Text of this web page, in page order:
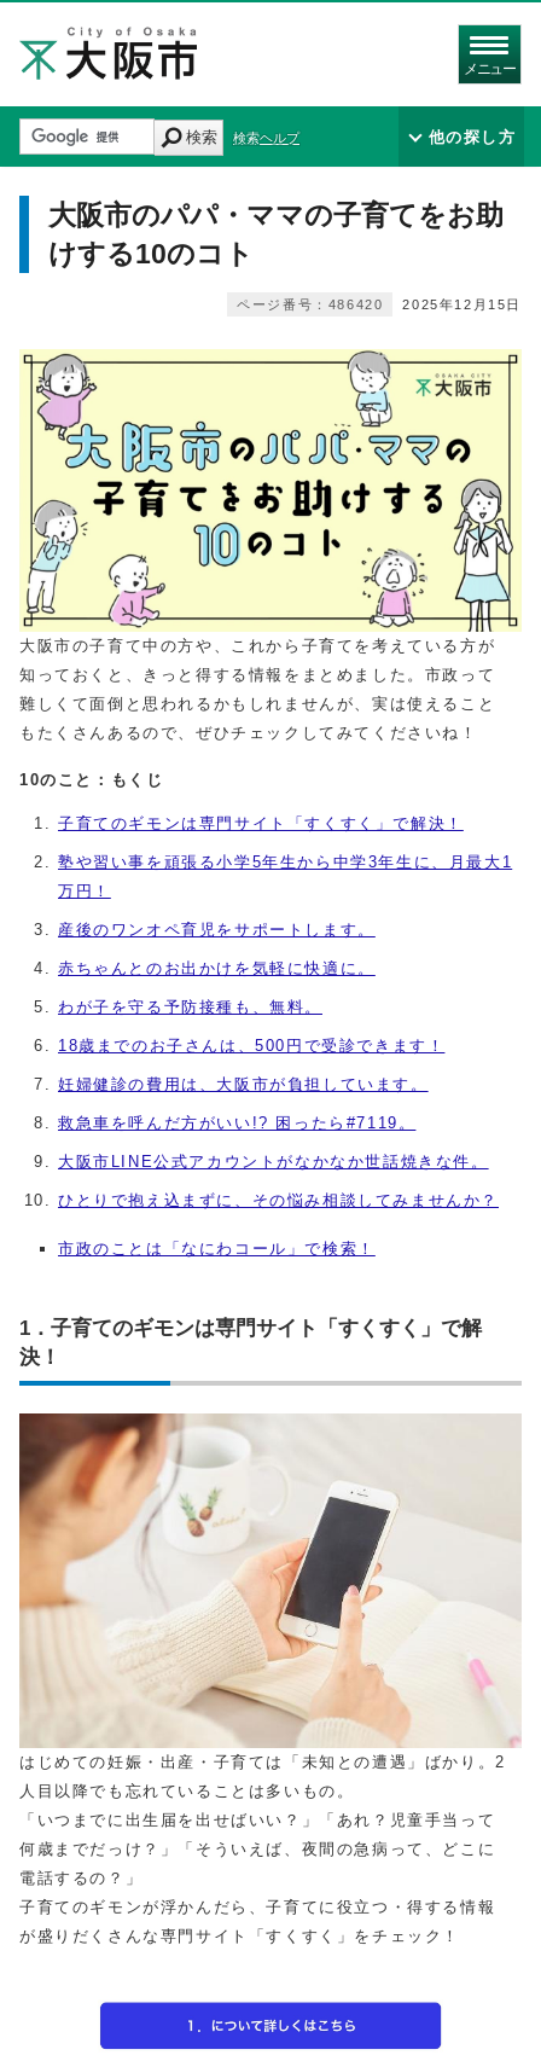
メニュー
検索 検索ヘルプ 他の探し方
大阪市のパパ・ママの子育てをお助
けする10のコト
2025年12月15日
ページ番号：486420
大阪市の子育て中の方や、これから子育てを考えている方が
知っておくと、きっと得する情報をまとめました。市政って
難しくて面倒と思われるかもしれませんが、実は使えること
もたくさんあるので、ぜひチェックしてみてくださいね！
10のこと：もくじ
子育てのギモンは専門サイト「すくすく」で解決！
塾や習い事を頑張る小学5年生から中学3年生に、月最大1
万円！
産後のワンオペ育児をサポートします。
赤ちゃんとのお出かけを気軽に快適に。
わが子を守る予防接種も、無料。
18歳までのお子さんは、500円で受診できます！
妊婦健診の費用は、大阪市が負担しています。
救急車を呼んだ方がいい!? 困ったら#7119。
大阪市LINE公式アカウントがなかなか世話焼きな件。
ひとりで抱え込まずに、その悩み相談してみませんか？
市政のことは「なにわコール」で検索！
1．子育てのギモンは専門サイト「すくすく」で解
決！
はじめての妊娠・出産・子育ては「未知との遭遇」ばかり。2
人目以降でも忘れていることは多いもの。
「いつまでに出生届を出せばいい？」「あれ？児童手当って
何歳までだっけ？」「そういえば、夜間の急病って、どこに
電話するの？」
子育てのギモンが浮かんだら、子育てに役立つ・得する情報
が盛りだくさんな専門サイト「すくすく」をチェック！